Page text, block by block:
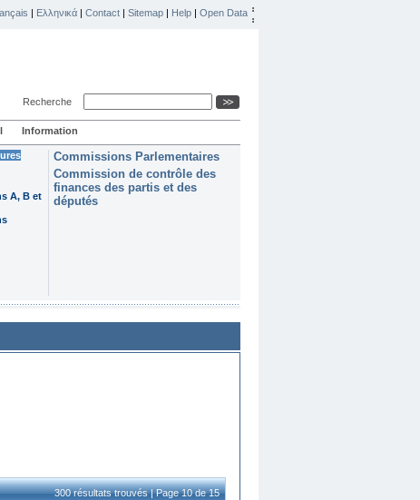
| Ελληνικά | Contact | Sitemap | Help | Open Data
Recherche
Information
A, B et
Commissions Parlementaires
Commission de contrôle des
finances des partis et des
députés
300 résultats trouvés | Page 10 de 15